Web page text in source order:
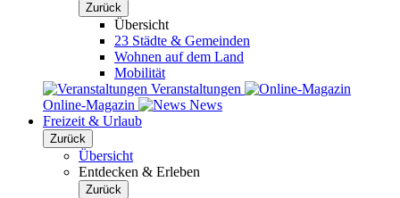
Zurück
Übersicht
23 Städte & Gemeinden
Wohnen auf dem Land
Mobilität
Veranstaltungen
Online-Magazin
News
Freizeit & Urlaub
Zurück
Übersicht
Entdecken & Erleben
Zurück